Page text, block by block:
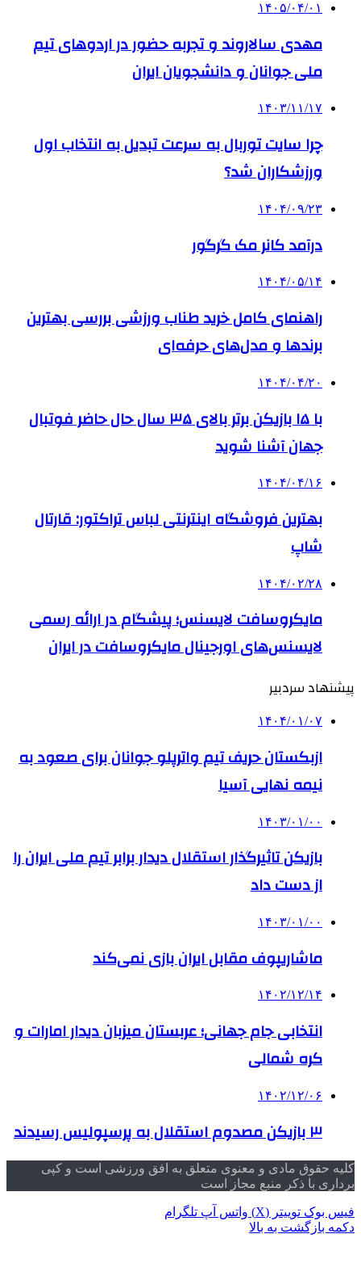
۱۴۰۵/۰۴/۰۱
مهدی سالاروند و تجربه حضور در اردوهای تیم
ملی جوانان و دانشجویان ایران
۱۴۰۳/۱۱/۱۷
چرا سایت توربال به ‌سرعت تبدیل به انتخاب اول
ورزشکاران شد؟
۱۴۰۴/۰۹/۲۳
درآمد کانر مک گرگور
۱۴۰۴/۰۵/۱۴
راهنمای کامل خرید طناب ورزشی بررسی بهترین
برندها و مدل‌های حرفه‌ای
۱۴۰۴/۰۴/۲۰
با ۱۵ بازیکن برتر بالای ۳۵ سال حال حاضر فوتبال
جهان آشنا شوید
۱۴۰۴/۰۴/۱۶
بهترین فروشگاه اینترنتی لباس تراکتور: قارتال
شاپ
۱۴۰۴/۰۲/۲۸
مایکروسافت لایسنس؛ پیشگام در ارائه رسمی
لایسنس‌های اورجینال مایکروسافت در ایران
پیشنهاد سردبیر
۱۴۰۴/۰۱/۰۷
ازبکستان حریف تیم واترپلو جوانان برای صعود به
نیمه نهایی آسیا
۱۴۰۳/۰۱/۰۰
بازیکن تاثیرگذار استقلال دیدار برابر تیم ملی ایران را
از دست داد
۱۴۰۳/۰۱/۰۰
ماشاریپوف مقابل ایران بازی نمی‌کند
۱۴۰۲/۱۲/۱۴
انتخابی جام جهانی؛ عربستان میزبان دیدار امارات و
کره شمالی
۱۴۰۲/۱۲/۰۶
۳ بازیکن مصدوم استقلال به پرسپولیس رسیدند
کلیه حقوق مادی و معنوی متعلق به افق ورزشی است و کپی
برداری با ذکر منبع مجاز است
فیس بوک توییتر (X) واتس آپ تلگرام
دکمه بازگشت به بالا